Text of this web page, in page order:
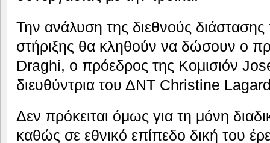
Την ανάλυση της διεθνούς
στήριξης θα κληθούν να δώσουν ο
Draghi, ο πρόεδρος της Κομισιόν
διευθύντρια του ΔΝΤ Christine
Δεν πρόκειται όμως για τη μόνη
καθώς σε εθνικό επίπεδο δική του